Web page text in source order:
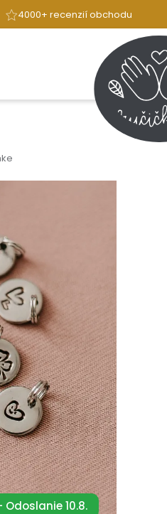
4000+ recenzií obchodu
10.8.